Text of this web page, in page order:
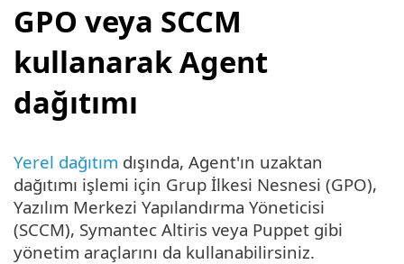
GPO veya SCCM
kullanarak Agent
dağıtımı
Yerel dağıtım dışında, Agent'ın uzaktan
dağıtımı işlemi için Grup İlkesi Nesnesi (GPO),
Yazılım Merkezi Yapılandırma Yöneticisi
(SCCM), Symantec Altiris veya Puppet gibi
yönetim araçlarını da kullanabilirsiniz.